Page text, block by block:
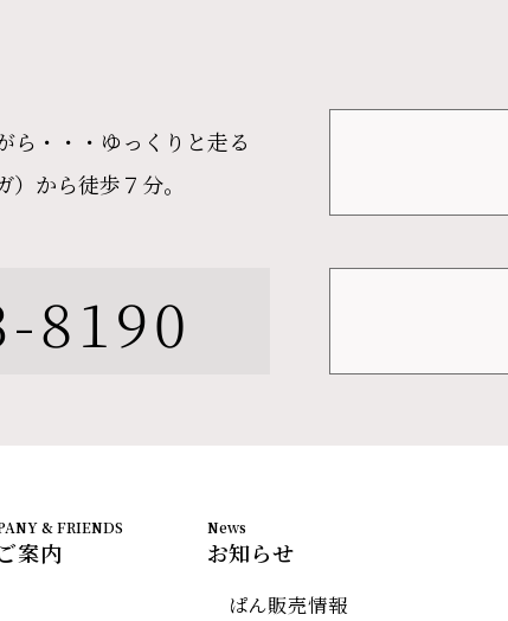
ら・・・ゆっくりと走る
から徒歩７分。
8190
案内 お知らせ
ぱん販売情報